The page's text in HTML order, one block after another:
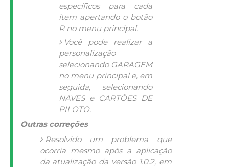
específicos para cada
item apertando o botão
R no menu principal.
Você pode realizar a
personalização
selecionando GARAGEM
no menu principal e, em
seguida, selecionando
NAVES e CARTÕES DE
PILOTO.
Outras correções
Resolvido um problema que
ocorria mesmo após a aplicação
da atualização da versão 1.0.2, em